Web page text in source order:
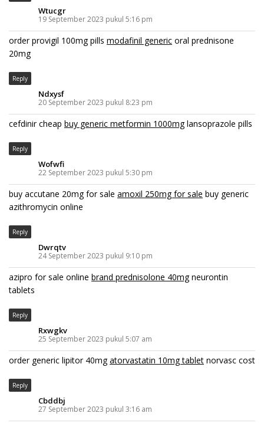
Wtucgr
19 September 2023 pukul 5:16 pm
order provigil 100mg pills modafinil generic oral prednisone
20mg
Reply
Ndxysf
20 September 2023 pukul 8:23 pm
cefdinir cheap buy generic metformin 1000mglansoprazole pills
Reply
Wofwfi
22 September 2023 pukul 5:30 pm
buy accutane 20mg for sale amoxil 250mg for sale buy generic
azithromycin online
Reply
Dwrqtv
24 September 2023 pukul 9:10 pm
azipro for sale online brand prednisolone 40mgneurontin
tablets
Reply
Rxwgkv
25 September 2023 pukul 5:07 am
order generic lipitor 40mgatorvastatin 10mg tablet norvasc cost
Reply
Cbddbj
27 September 2023 pukul 3:16 am